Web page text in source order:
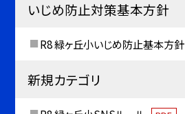
いじめ防止対策基本方針
R8 緑ヶ丘小いじめ防止基本方針
新規カテゴリ